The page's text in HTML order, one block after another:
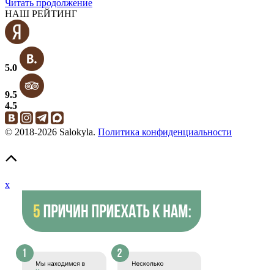
Читать продолжение
НАШ РЕЙТИНГ
5.0
9.5
4.5
© 2018-2026 Salokyla. Политика конфиденциальности
x